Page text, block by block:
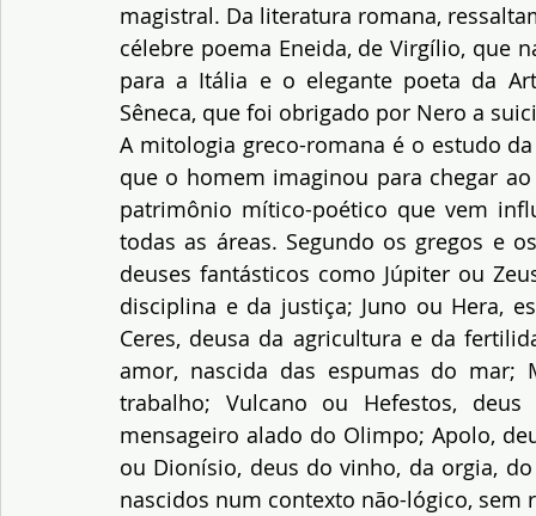
magistral. Da literatura romana,
célebre poema Eneida, de Virgílio, que
para a Itália e o elegante poeta da
Sêneca, que foi obrigado por Nero a
A mitologia greco-romana é o estudo
que o homem imaginou para chegar
patrimônio mítico-poético que vem
todas as áreas. Segundo os gregos e
deuses fantásticos como Júpiter ou
disciplina e da justiça; Juno ou Hera,
Ceres, deusa da agricultura e da
amor, nascida das espumas do mar;
trabalho; Vulcano ou Hefestos,
mensageiro alado do Olimpo; Apolo,
ou Dionísio, deus do vinho, da orgia,
nascidos num contexto não-lógico, sem